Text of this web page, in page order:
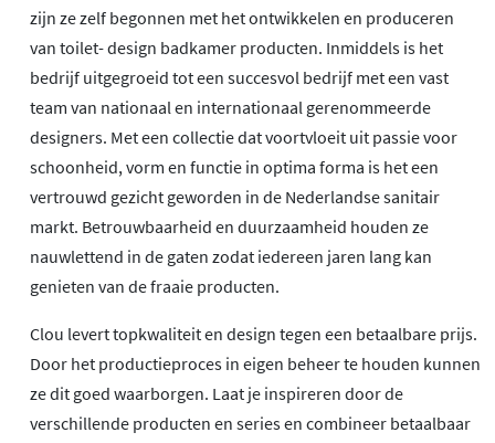
zijn ze zelf begonnen met het ontwikkelen en produceren
van toilet- design badkamer producten. Inmiddels is het
bedrijf uitgegroeid tot een succesvol bedrijf met een vast
team van nationaal en internationaal gerenommeerde
designers. Met een collectie dat voortvloeit uit passie voor
schoonheid, vorm en functie in optima forma is het een
vertrouwd gezicht geworden in de Nederlandse sanitair
markt. Betrouwbaarheid en duurzaamheid houden ze
nauwlettend in de gaten zodat iedereen jaren lang kan
genieten van de fraaie producten.
Clou levert topkwaliteit en design tegen een betaalbare prijs.
Door het productieproces in eigen beheer te houden kunnen
ze dit goed waarborgen. Laat je inspireren door de
verschillende producten en series en combineer betaalbaar